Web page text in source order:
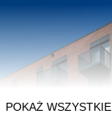
POKAŻ WSZYSTKIE